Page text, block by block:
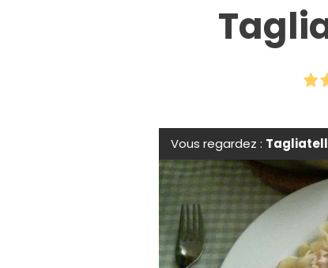
Vous regardez :